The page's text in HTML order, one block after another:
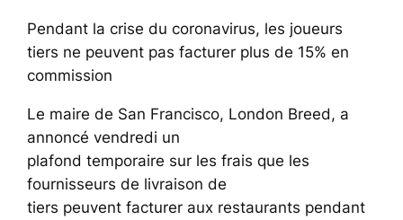
Pendant la crise du coronavirus, les joueurs
tiers ne peuvent pas facturer plus de 15% en
commission
Le maire de San Francisco, London Breed, a
annoncé vendredi un
plafond temporaire sur les frais que les
fournisseurs de livraison de
tiers peuvent facturer aux restaurants pendant